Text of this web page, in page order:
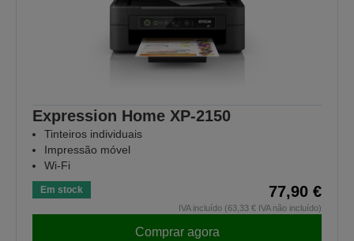
Expression Home XP-2150
Tinteiros individuais
Impressão móvel
Wi-Fi
Em stock 77,90 €
IVA incluído (63,33 € IVA não incluído)
Comprar agora